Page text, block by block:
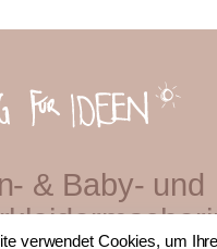
& Baby- und
verwendet Cookies, um